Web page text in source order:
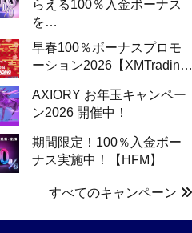
らえる100％入金ボーナス
を…
早春100％ボーナスプロモ
ーション2026【XMTradin…
AXIORY お年玉キャンペー
ン2026 開催中！
期間限定！100％入金ボー
ナス実施中！【HFM】
すべてのキャンペーン